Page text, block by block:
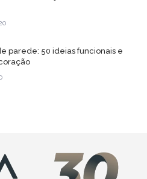
parede: 50 ideias funcionais e